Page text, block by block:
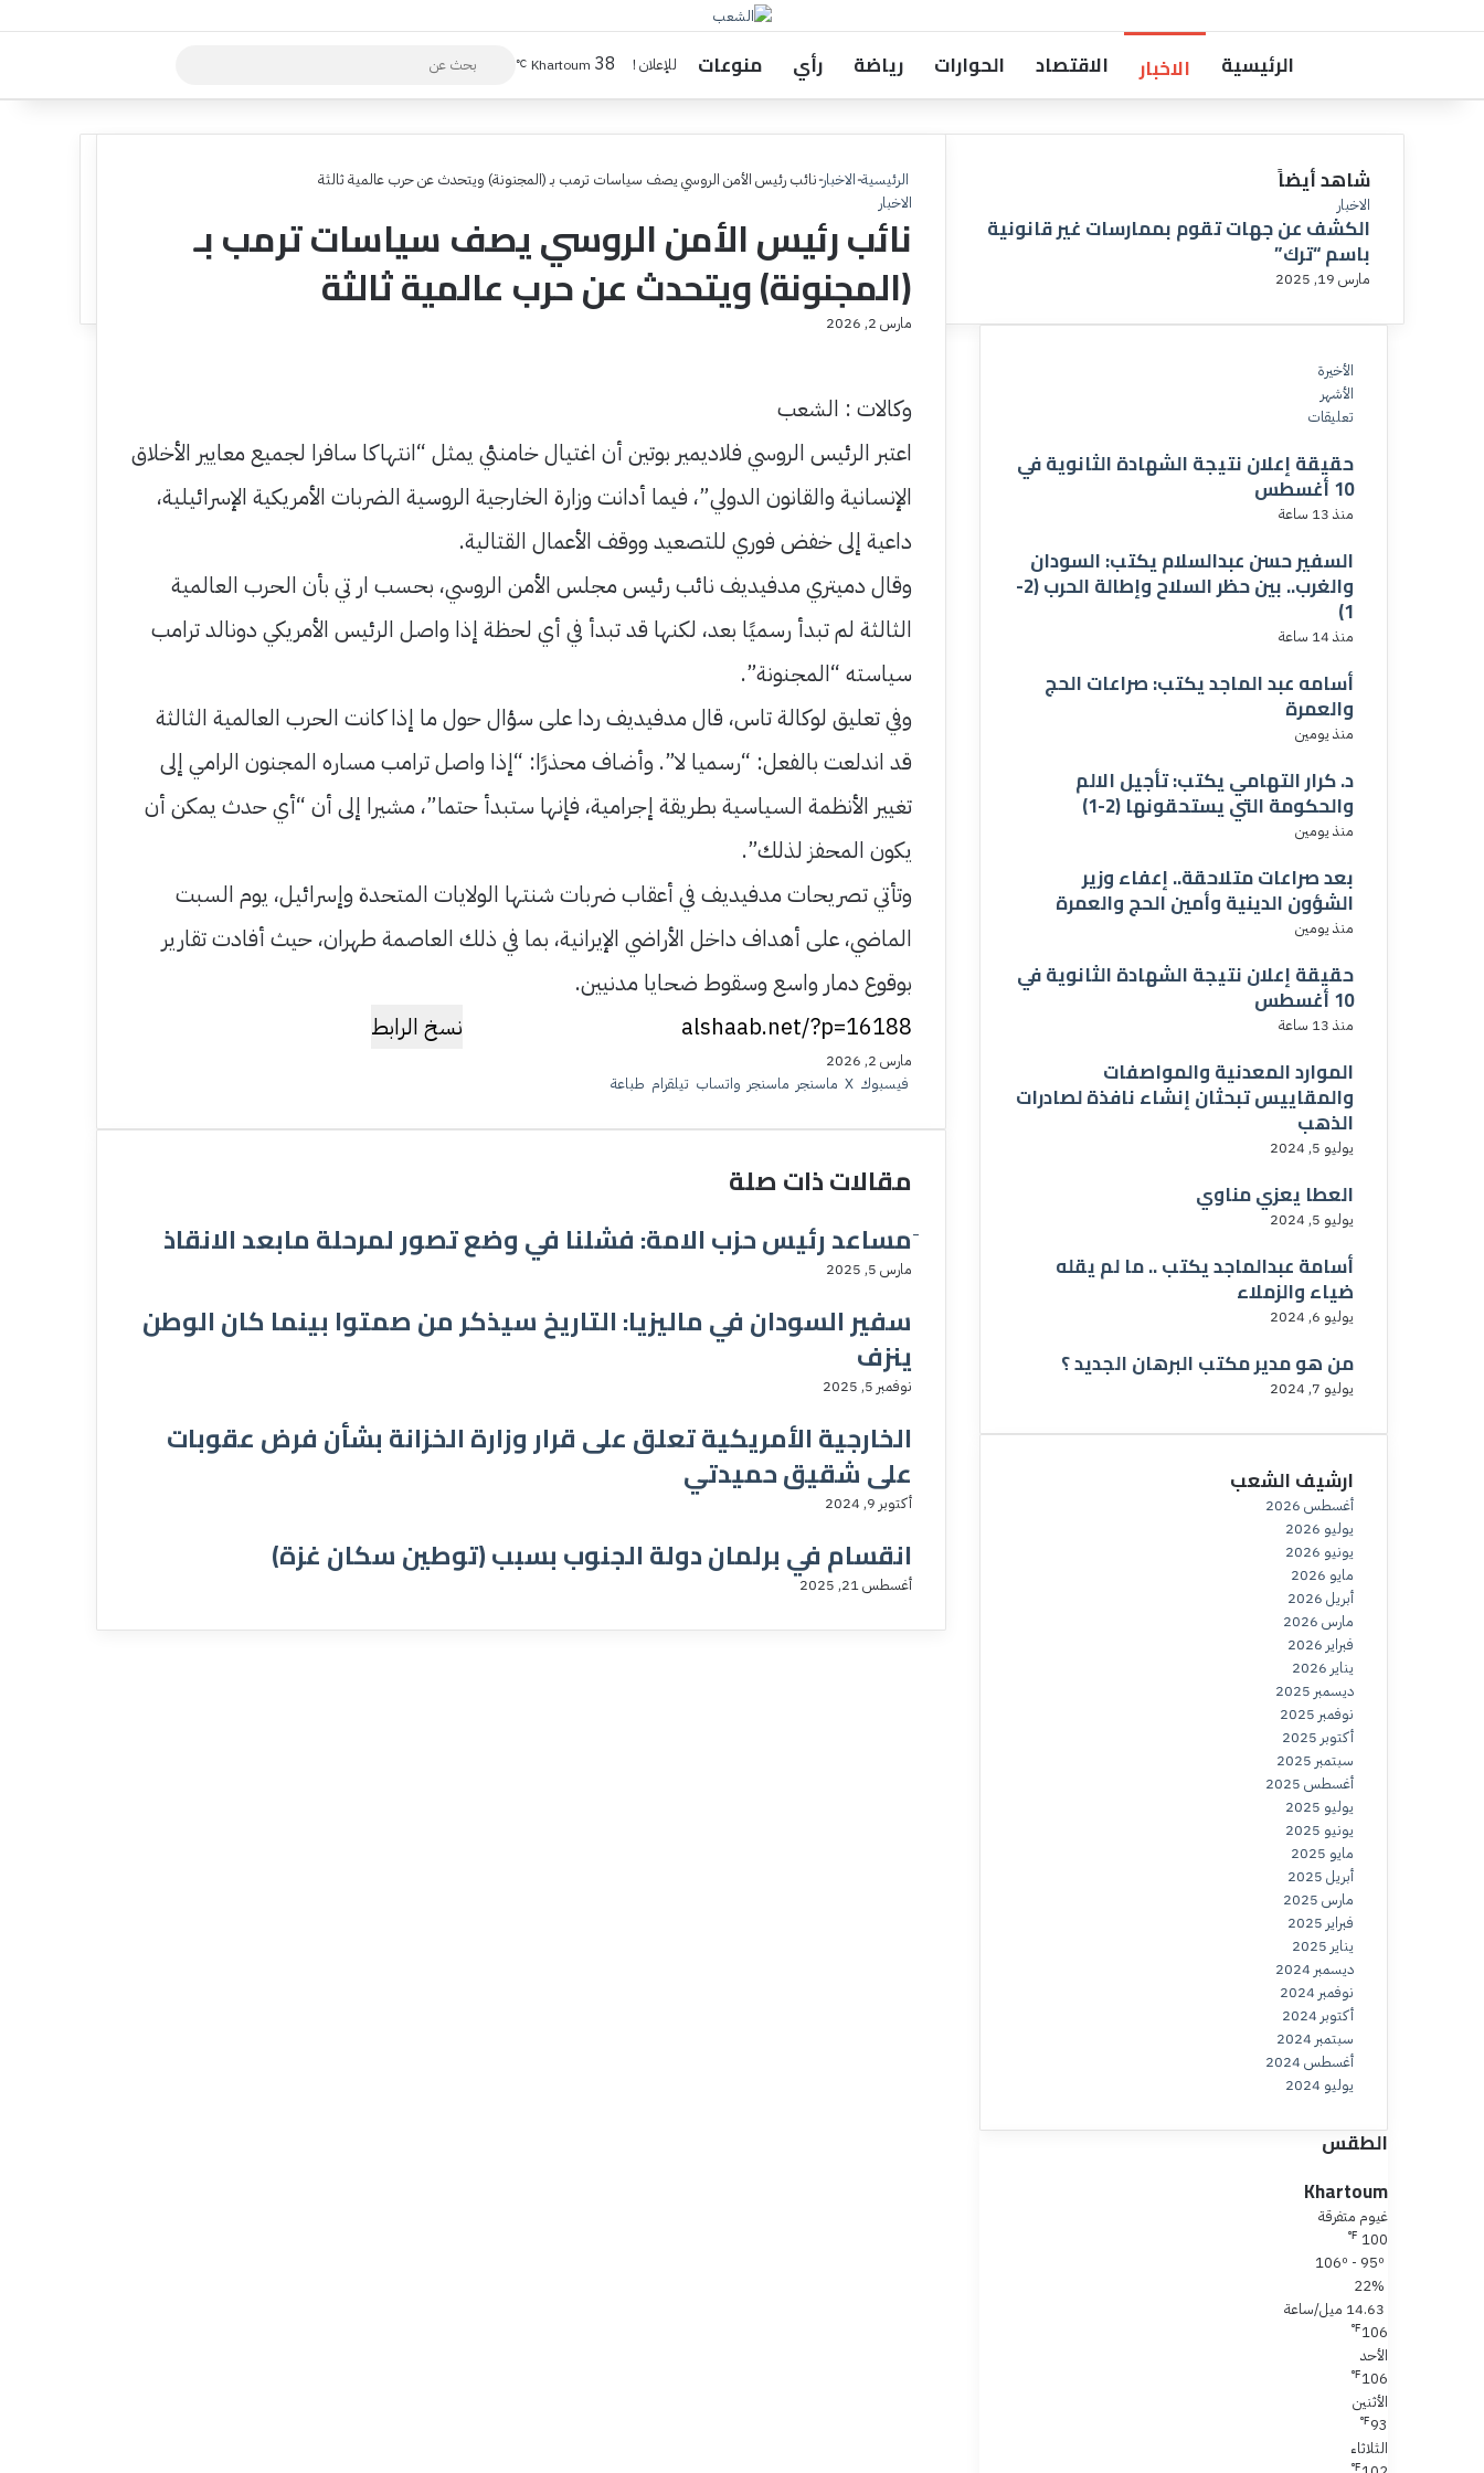
الرئيسية الاخبار الاقتصاد الحوارات رياضة رأي منوعات للإعلان ! Khartoum 38
℃
بحث
عن
الرئيسية-الاخبار-نائب رئيس الأمن الروسي يصف سياسات ترمب بـ (المجنونة) ويتحدث عن حرب عالمية ثالثة
الاخبار
نائب رئيس الأمن الروسي يصف سياسات ترمب بـ
(المجنونة) ويتحدث عن حرب عالمية ثالثة
مارس 2, 2026
وكالات : الشعب
اعتبر الرئيس الروسي فلاديمير بوتين أن اغتيال خامنئي يمثل “انتهاكا سافرا لجميع معايير الأخلاق
الإنسانية والقانون الدولي”، فيما أدانت وزارة الخارجية الروسية الضربات الأمريكية الإسرائيلية،
داعية إلى خفض فوري للتصعيد ووقف الأعمال القتالية.
وقال دميتري مدفيديف نائب رئيس مجلس الأمن الروسي، بحسب ار تي بأن الحرب العالمية
الثالثة لم تبدأ رسميًا بعد، لكنها قد تبدأ في أي لحظة إذا واصل الرئيس الأمريكي دونالد ترامب
سياسته “المجنونة”.
وفي تعليق لوكالة تاس، قال مدفيديف ردا على سؤال حول ما إذا كانت الحرب العالمية الثالثة
قد اندلعت بالفعل: “رسميا لا”. وأضاف محذرًا: “إذا واصل ترامب مساره المجنون الرامي إلى
تغيير الأنظمة السياسية بطريقة إجرامية، فإنها ستبدأ حتما”، مشيرا إلى أن “أي حدث يمكن أن
يكون المحفز لذلك”.
وتأتي تصريحات مدفيديف في أعقاب ضربات شنتها الولايات المتحدة وإسرائيل، يوم السبت
الماضي، على أهداف داخل الأراضي الإيرانية، بما في ذلك العاصمة طهران، حيث أفادت تقارير
بوقوع دمار واسع وسقوط ضحايا مدنيين.
نسخ الرابط
مارس 2, 2026
فيسبوك ‫X ماسنجر ماسنجر واتساب تيلقرام طباعة
مقالات ذات صلة
َمساعد رئيس حزب الامة: فشلنا في وضع تصور لمرحلة مابعد الانقاذ
مارس 5, 2025
سفير السودان في ماليزيا: التاريخ سيذكر من صمتوا بينما كان الوطن
ينزف
نوفمبر 5, 2025
الخارجية الأمريكية تعلق على قرار وزارة الخزانة بشأن فرض عقوبات
على شقيق حميدتي
أكتوبر 9, 2024
انقسام في برلمان دولة الجنوب بسبب (توطين سكان غزة)
أغسطس 21, 2025
شاهد أيضاً
إ
غ
ل
ا
الاخبار
الكشف عن جهات تقوم بممارسات غير قانونية
باسم “ترك”
مارس 19, 2025
الأخيرة
الأشهر
تعليقات
حقيقة إعلان نتيجة الشهادة الثانوية في
10 أغسطس
منذ 13 ساعة
السفير حسن عبدالسلام يكتب: السودان
والغرب.. بين حظر السلاح وإطالة الحرب (2-
1)
منذ 14 ساعة
أسامه عبد الماجد يكتب: صراعات الحج
والعمرة
منذ يومين
د. كرار التهامي يكتب: تأجيل الالم
والحكومة التي يستحقونها (2-1)
منذ يومين
بعد صراعات متلاحقة.. إعفاء وزير
الشؤون الدينية وأمين الحج والعمرة
منذ يومين
حقيقة إعلان نتيجة الشهادة الثانوية في
10 أغسطس
منذ 13 ساعة
الموارد المعدنية والمواصفات
والمقاييس تبحثان إنشاء نافذة لصادرات
الذهب
يوليو 5, 2024
العطا يعزي مناوي
يوليو 5, 2024
أسامة عبدالماجد يكتب .. ما لم يقله
ضياء والزملاء
يوليو 6, 2024
من هو مدير مكتب البرهان الجديد ؟
يوليو 7, 2024
ارشيف الشعب
أغسطس 2026
يوليو 2026
يونيو 2026
مايو 2026
أبريل 2026
مارس 2026
فبراير 2026
يناير 2026
ديسمبر 2025
نوفمبر 2025
أكتوبر 2025
سبتمبر 2025
أغسطس 2025
يوليو 2025
يونيو 2025
مايو 2025
أبريل 2025
مارس 2025
فبراير 2025
يناير 2025
ديسمبر 2024
نوفمبر 2024
أكتوبر 2024
سبتمبر 2024
أغسطس 2024
يوليو 2024
الطقس
Khartoum
غيوم متفرقة
100
℉
22%
14.63 ميل/ساعة
106
℉
الأحد
106
℉
الأثنين
93
℉
الثلاثاء
℉